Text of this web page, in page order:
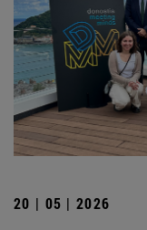
20 | 05 | 2026